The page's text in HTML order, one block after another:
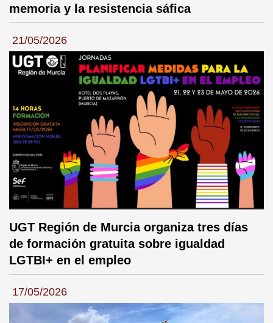
memoria y la resistencia sáfica
21/05/2026
UGT Región de Murcia organiza tres días
de formación gratuita sobre igualdad
LGTBI+ en el empleo
17/05/2026